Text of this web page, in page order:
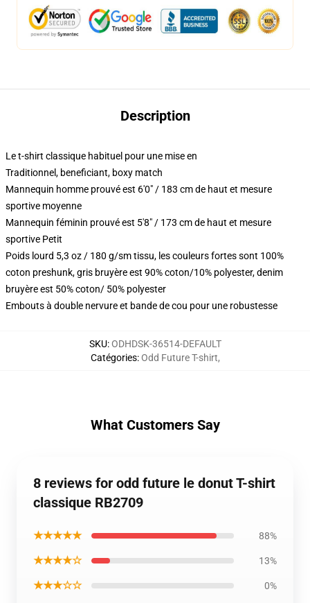
Description
Le t-shirt classique habituel pour une mise en
Traditionnel, beneficiant, boxy match
Mannequin homme prouvé est 6'0" / 183 cm de haut et mesure
sportive moyenne
Mannequin féminin prouvé est 5'8" / 173 cm de haut et mesure
sportive Petit
Poids lourd 5,3 oz / 180 g/sm tissu, les couleurs fortes sont 100%
coton preshunk, gris bruyère est 90% coton/10% polyester, denim
bruyère est 50% coton/ 50% polyester
Embouts à double nervure et bande de cou pour une robustesse
SKU:ODHDSK-36514-DEFAULT
Catégories:Odd Future T-shirt,
What Customers Say
8 reviews for odd future le donut T-shirt
classique RB2709
★★★★★ 88%
★★★★☆ 13%
★★★☆☆ 0%